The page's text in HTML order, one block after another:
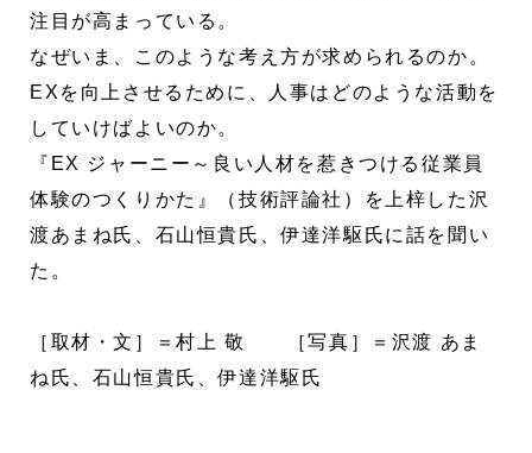
注目が高まっている。
なぜいま、このような考え方が求められるのか。
EXを向上させるために、人事はどのような活動を
していけばよいのか。
『EX ジャーニー～良い人材を惹きつける従業員
体験のつくりかた』（技術評論社）を上梓した沢
渡あまね氏、石山恒貴氏、伊達洋駆氏に話を聞い
た。
［取材・文］＝村上 敬 ［写真］＝沢渡 あま
ね氏、石山恒貴氏、伊達洋駆氏